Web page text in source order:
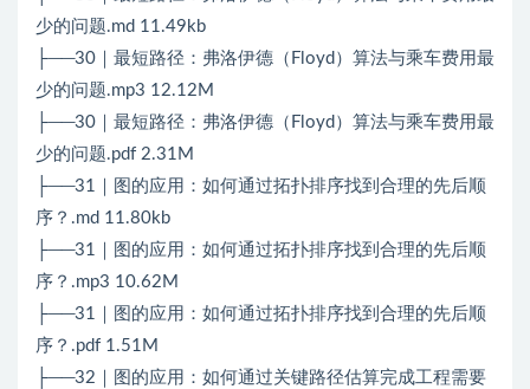
少的问题.md 11.49kb
├──30｜最短路径：弗洛伊德（Floyd）算法与乘车费用最
少的问题.mp3 12.12M
├──30｜最短路径：弗洛伊德（Floyd）算法与乘车费用最
少的问题.pdf 2.31M
├──31｜图的应用：如何通过拓扑排序找到合理的先后顺
序？.md 11.80kb
├──31｜图的应用：如何通过拓扑排序找到合理的先后顺
序？.mp3 10.62M
├──31｜图的应用：如何通过拓扑排序找到合理的先后顺
序？.pdf 1.51M
├──32｜图的应用：如何通过关键路径估算完成工程需要